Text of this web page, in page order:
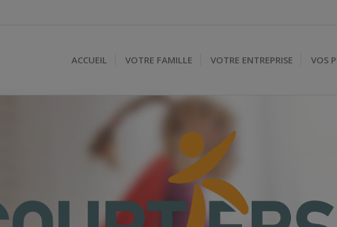
ACCUEIL VOTRE FAMILLE VOTRE ENTREPRISE VOS